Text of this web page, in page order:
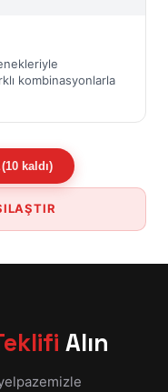
kombinasyonlarla
(10 kaldı)
Alın